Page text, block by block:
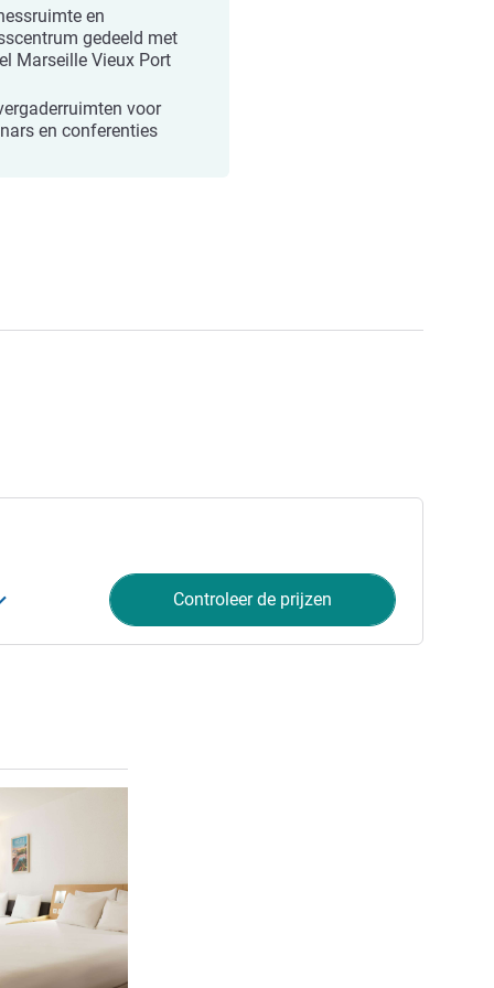
en
gedeeld met
Marseille Vieux Port
voor
en conferenties
Controleer de prijzen